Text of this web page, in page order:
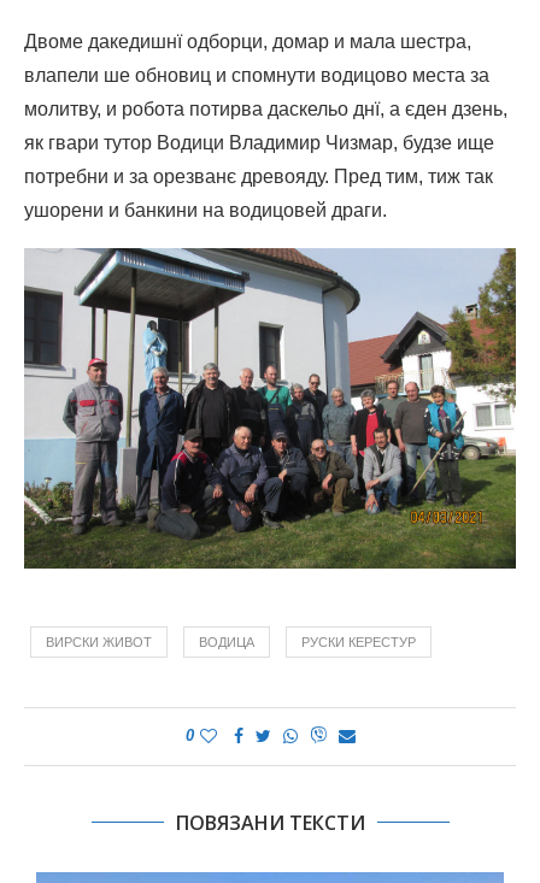
Двоме дакедишнї одборци, домар и мала шестра,
влапели ше обновиц и спомнути водицово места за
молитву, и робота потирва даскельо днї, а єден дзень,
як гвари тутор Водици Владимир Чизмар, будзе ище
потребни и за орезванє древояду. Пред тим, тиж так
ушорени и банкини на водицовей драги.
ВИРСКИ ЖИВОТ ВОДИЦА РУСКИ КЕРЕСТУР
0
ПОВЯЗАНИ ТЕКСТИ